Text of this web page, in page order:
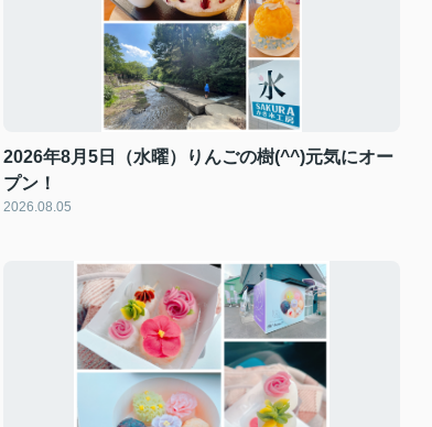
2026年8月5日（水曜）りんごの樹(^^)元気にオー
プン！
2026.08.05